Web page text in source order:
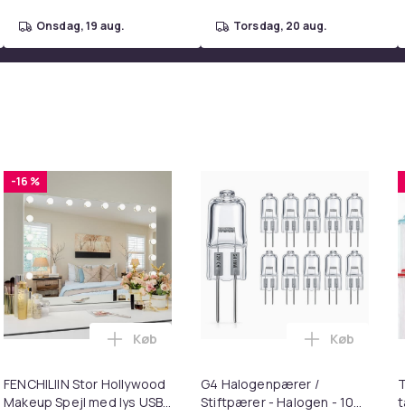
onsdag, 19 aug. torsdag, 20 aug.
til Dreame X40 Ultra Complete i kurven
-16 %
FENCHILIIN Stor Hollywood
Makeup Spejl med lys USB
Læg FENCHILIIN Stor Hollywood Makeup
Køb
G4 Halogenpærer /
Stiftpærer - Halogen - 10W
Læg G4
Køb